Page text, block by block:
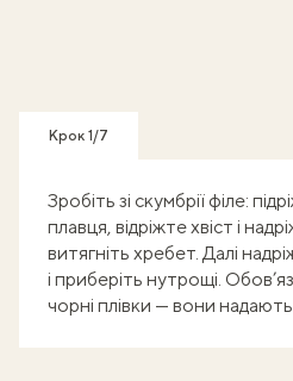
Крок 1/7
Зробіть зі скумбрії філе:
плавця, відріжте хвіст і
витягніть хребет. Далі
і приберіть нутрощі.
чорні плівки — вони надають